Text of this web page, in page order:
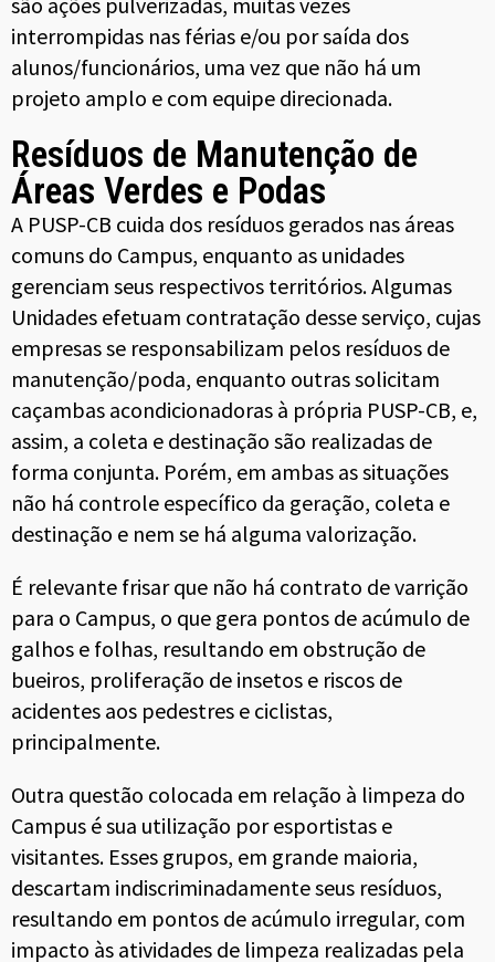
interrompidas nas férias e/ou por saída dos
alunos/funcionários, uma vez que não há um
projeto amplo e com equipe direcionada.
Resíduos de Manutenção de
Áreas Verdes e Podas
A PUSP-CB cuida dos resíduos gerados nas áreas
comuns do Campus, enquanto as unidades
gerenciam seus respectivos territórios. Algumas
Unidades efetuam contratação desse serviço, cujas
empresas se responsabilizam pelos resíduos de
manutenção/poda, enquanto outras solicitam
caçambas acondicionadoras à própria PUSP-CB, e,
assim, a coleta e destinação são realizadas de
forma conjunta. Porém, em ambas as situações
não há controle específico da geração, coleta e
destinação e nem se há alguma valorização.
É relevante frisar que não há contrato de varrição
para o Campus, o que gera pontos de acúmulo de
galhos e folhas, resultando em obstrução de
bueiros, proliferação de insetos e riscos de
acidentes aos pedestres e ciclistas,
principalmente.
Outra questão colocada em relação à limpeza do
Campus é sua utilização por esportistas e
visitantes. Esses grupos, em grande maioria,
descartam indiscriminadamente seus resíduos,
resultando em pontos de acúmulo irregular, com
impacto às atividades de limpeza realizadas pela